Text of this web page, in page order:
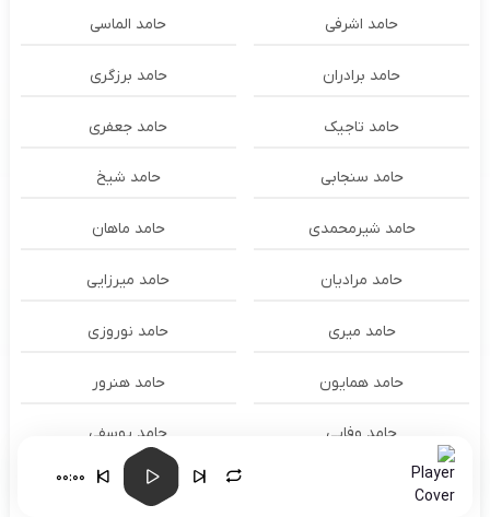
حامد اشرفی حامد الماسی
حامد برادران حامد برزگری
حامد تاجیک حامد جعفری
حامد سنجابی حامد شیخ
حامد شیرمحمدی حامد ماهان
حامد مرادیان حامد میرزایی
حامد میری حامد نوروزی
حامد همایون حامد هنرور
حامد وفایی حامد یوسفی
حامیم 00:00